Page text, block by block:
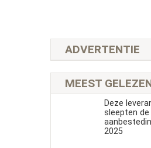
ADVERTENTIE
MEEST
Deze
sleepten
2025